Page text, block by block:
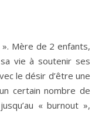
Mère de 2 enfants,
vie à soutenir ses
le désir d’être une
certain nombre de
« burnout »,